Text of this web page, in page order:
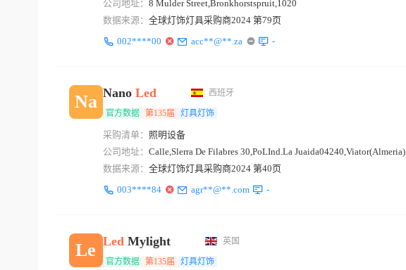
公司地址： 8 Mulder Street,Bronkhorstspruit,1020
数据来源： 全球灯饰灯具采购商2024 第79页
002****00
acc**@**.za -
Na Nano Led 西班牙
官方数据 第135届 灯具灯饰
采购清单： 照明设备
公司地址： Calle,Slerra De Filabres 30,PoLInd.La Juaida04240,Viator(Almeria)
数据来源： 全球灯饰灯具采购商2024 第40页
003****84
agr**@**.com -
Le LedMylight 英国
官方数据 第135届 灯具灯饰